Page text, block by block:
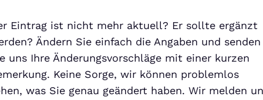
Eintrag ist nicht mehr aktuell? Er sollte ergänzt
Ändern Sie einfach die Angaben und senden
uns Ihre Änderungsvorschläge mit einer kurzen
Keine Sorge, wir können problemlos
was Sie genau geändert haben. Wir melden